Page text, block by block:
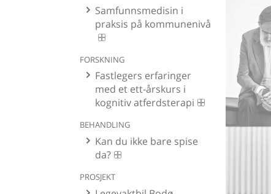
Samfunnsmedisin i
praksis på kommunenivå
FORSKNING
Fastlegers erfaringer
med et ett-årskurs i
kognitiv atferdsterapi
BEHANDLING
Kan du ikke bare spise
da?
PROSJEKT